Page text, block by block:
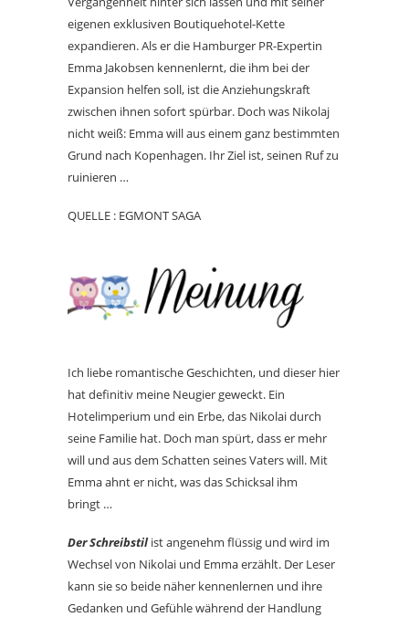
eigenen exklusiven Boutiquehotel-Kette
expandieren. Als er die Hamburger PR-Expertin
Emma Jakobsen kennenlernt, die ihm bei der
Expansion helfen soll, ist die Anziehungskraft
zwischen ihnen sofort spürbar. Doch was Nikolaj
nicht weiß: Emma will aus einem ganz bestimmten
Grund nach Kopenhagen. Ihr Ziel ist, seinen Ruf zu
ruinieren …
QUELLE : EGMONT SAGA
Ich liebe romantische Geschichten, und dieser hier
hat definitiv meine Neugier geweckt. Ein
Hotelimperium und ein Erbe, das Nikolai durch
seine Familie hat. Doch man spürt, dass er mehr
will und aus dem Schatten seines Vaters will. Mit
Emma ahnt er nicht, was das Schicksal ihm
bringt …
Der Schreibstilist angenehm flüssig und wird im
Wechsel von Nikolai und Emma erzählt. Der Leser
kann sie so beide näher kennenlernen und ihre
Gedanken und Gefühle während der Handlung